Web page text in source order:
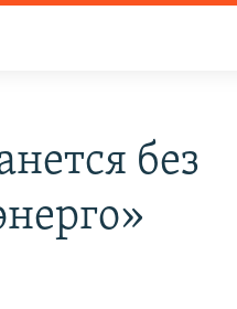
без